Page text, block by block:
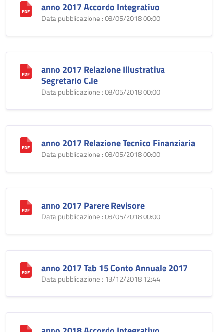
anno 2017 Accordo Integrativo
Data pubblicazione : 08/05/2018 00:00
anno 2017 Relazione Illustrativa
Segretario C.le
Data pubblicazione : 08/05/2018 00:00
anno 2017 Relazione Tecnico Finanziaria
Data pubblicazione : 08/05/2018 00:00
anno 2017 Parere Revisore
Data pubblicazione : 08/05/2018 00:00
anno 2017 Tab 15 Conto Annuale 2017
Data pubblicazione : 13/12/2018 12:44